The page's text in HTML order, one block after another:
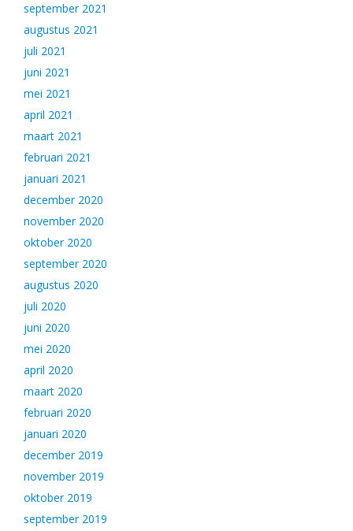
september 2021
augustus 2021
juli 2021
juni 2021
mei 2021
april 2021
maart 2021
februari 2021
januari 2021
december 2020
november 2020
oktober 2020
september 2020
augustus 2020
juli 2020
juni 2020
mei 2020
april 2020
maart 2020
februari 2020
januari 2020
december 2019
november 2019
oktober 2019
september 2019